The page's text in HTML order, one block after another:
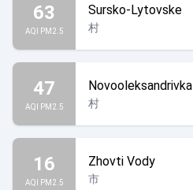
63
AQI PM2.5
Sursko-Lytovske
村
47
AQI PM2.5
Novooleksandrivka
村
16
AQI PM2.5
Zhovti Vody
市